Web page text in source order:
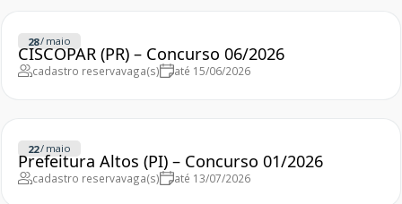
28/ maio
CISCOPAR (PR) – Concurso 06/2026
cadastro reservavaga(s) até 15/06/2026
22/ maio
Prefeitura Altos (PI) – Concurso 01/2026
cadastro reservavaga(s) até 13/07/2026